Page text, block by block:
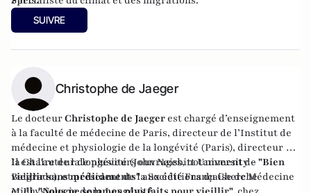
SUIVRE
Christophe de Jaeger
Le docteurChristophe de Jaeger est chargé d’enseignement
à la faculté de médecine de Paris, directeur de l’Institut de
médecine et physiologie de la longévité (Paris), directeur de
la Chaire de la longévité (John Naisbitt University –
Belgrade), et président de la Société Française de Médecine
Il est l'auteur de plusieurs ouvrages, notamment de"Bien
vieillir sans médicaments"aux éditions du Cherche